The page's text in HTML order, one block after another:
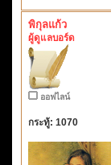
พิกุลแก้ว
ผู้ดูแลบอร์ด
ออฟไลน์
กระทู้: 1070